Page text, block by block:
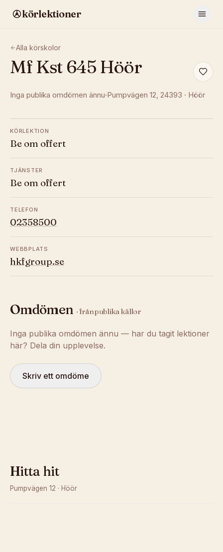
körlektioner
Alla körskolor
Mf Kst 645 Höör
Inga publika omdömen ännu Pumpvägen 12, 24393 · Höör
KÖRLEKTION
Be om offert
TJÄNSTER
Be om offert
TELEFON
02358500
WEBBPLATS
hkfgroup.se
Omdömen · från publika källor
Inga publika omdömen ännu — har du tagit lektioner
här? Dela din upplevelse.
Skriv ett omdöme
Hitta hit
Pumpvägen 12 · Höör